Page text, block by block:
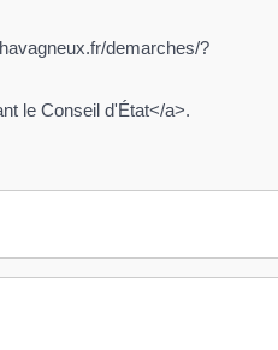
demarches/?
le Conseil d'État</a>.